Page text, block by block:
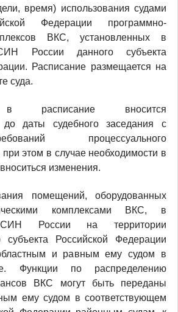
время) использования судами
Федерации программно-
ВКС, установленных в
России данного субъекта
Расписание размещается на
суда.
расписание вносится
до даты судебного заседания с
процессуального
при этом в случае необходимости в
изменения.
помещений, оборудованных
комплексами ВКС, в
России на территории
субъекта Российской Федерации
и равным ему судом в
Функции по распределению
ВКС могут быть переданы
ему судом в соответствующем